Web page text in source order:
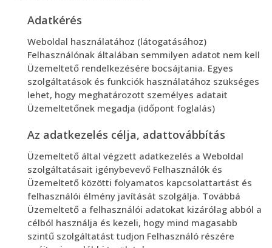
Adatkérés
Weboldal használatához (látogatásához)
Felhasználónak általában semmilyen adatot nem kell
Üzemeltető rendelkezésére bocsájtania. Egyes
szolgáltatások és funkciók használatához szükséges
lehet, hogy meghatározott személyes adatait
Üzemeltetőnek megadja (időpont foglalás)
Az adatkezelés célja, adattovábbítás
Üzemeltető által végzett adatkezelés a Weboldal
szolgáltatásait igénybevevő Felhasználók és
Üzemeltető közötti folyamatos kapcsolattartást és
felhasználói élmény javítását szolgálja. Továbbá
Üzemeltető a felhasználói adatokat kizárólag abból a
célból használja és kezeli, hogy mind magasabb
szintű szolgáltatást tudjon Felhasználó részére